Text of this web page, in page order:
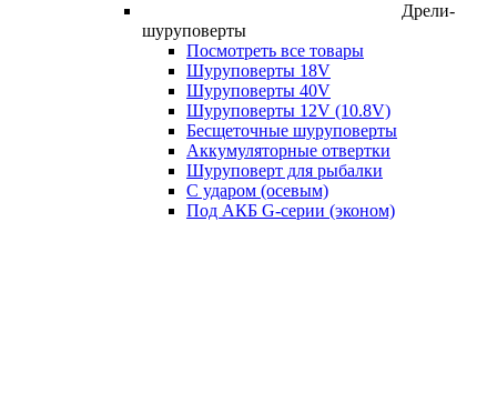
Дрели-
шуруповерты
Посмотреть все товары
Шуруповерты 18V
Шуруповерты 40V
Шуруповерты 12V (10.8V)
Бесщеточные шуруповерты
Аккумуляторные отвертки
Шуруповерт для рыбалки
С ударом (осевым)
Под АКБ G-серии (эконом)